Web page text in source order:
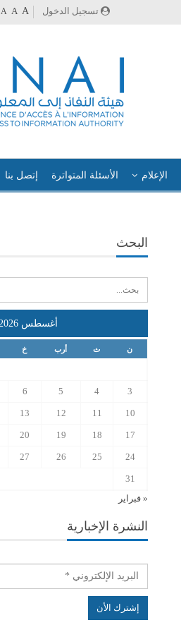
تسجيل الدخول A A A
الإعلام الأسئلة المتواترة إتصل بنا
البحث
أغسطس 2026
ن ث أرب خ
3
4
5
6
10
11
12
13
17
18
19
20
24
25
26
27
31
« فبراير
النشرة الإخبارية